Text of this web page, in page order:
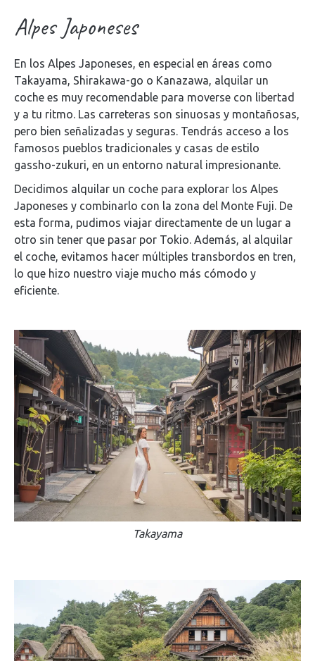
Alpes Japoneses
En los Alpes Japoneses, en especial en áreas como
Takayama, Shirakawa-go o Kanazawa, alquilar un
coche es muy recomendable para moverse con libertad
y a tu ritmo. Las carreteras son sinuosas y montañosas,
pero bien señalizadas y seguras. Tendrás acceso a los
famosos pueblos tradicionales y casas de estilo
gassho-zukuri, en un entorno natural impresionante.
Decidimos alquilar un coche para explorar los Alpes
Japoneses y combinarlo con la zona del Monte Fuji. De
esta forma, pudimos viajar directamente de un lugar a
otro sin tener que pasar por Tokio. Además, al alquilar
el coche, evitamos hacer múltiples transbordos en tren,
lo que hizo nuestro viaje mucho más cómodo y
eficiente.
Takayama